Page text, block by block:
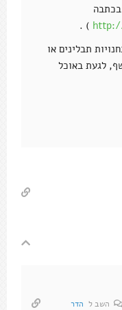
בכתבה
) .
תבלינים או
המתמחות באוכל ואפייה (4שף, לגעת באוכל
השב ל הדר